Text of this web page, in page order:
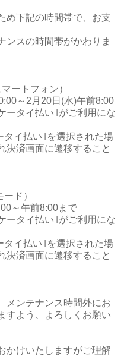
め下記の時間帯で、お支
スの時間帯がかわりま
ートフォン）
～2月20日(水)午前8:00
ータイ払い｣がご利用にな
タイ払い｣を選択された場
決済画面に遷移すること
ド）
～午前8:00まで
ータイ払い｣がご利用にな
タイ払い｣を選択された場
決済画面に遷移すること
メンテナンス時間外にお
すよう、よろしくお願い
かけいたしますがご理解